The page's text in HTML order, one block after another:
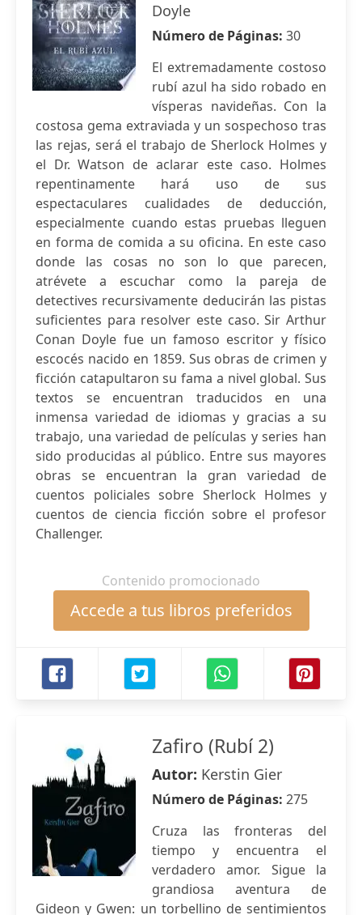
Doyle
Número de Páginas: 30
El extremadamente costoso
rubí azul ha sido robado en
vísperas navideñas. Con la
costosa gema extraviada y un sospechoso tras
las rejas, será el trabajo de Sherlock Holmes y
el Dr. Watson de aclarar este caso. Holmes
repentinamente hará uso de sus
espectaculares cualidades de deducción,
especialmente cuando estas pruebas lleguen
en forma de comida a su oficina. En este caso
donde las cosas no son lo que parecen,
atrévete a escuchar como la pareja de
detectives recursivamente deducirán las pistas
suficientes para resolver este caso. Sir Arthur
Conan Doyle fue un famoso escritor y físico
escocés nacido en 1859. Sus obras de crimen y
ficción catapultaron su fama a nivel global. Sus
textos se encuentran traducidos en una
inmensa variedad de idiomas y gracias a su
trabajo, una variedad de películas y series han
sido producidas al público. Entre sus mayores
obras se encuentran la gran variedad de
cuentos policiales sobre Sherlock Holmes y
cuentos de ciencia ficción sobre el profesor
Challenger.
Contenido promocionado
Accede a tus libros preferidos
Zafiro (Rubí 2)
Autor: Kerstin Gier
Número de Páginas: 275
Cruza las fronteras del
tiempo y encuentra el
verdadero amor. Sigue la
grandiosa aventura de
Gideon y Gwen: un torbellino de sentimientos